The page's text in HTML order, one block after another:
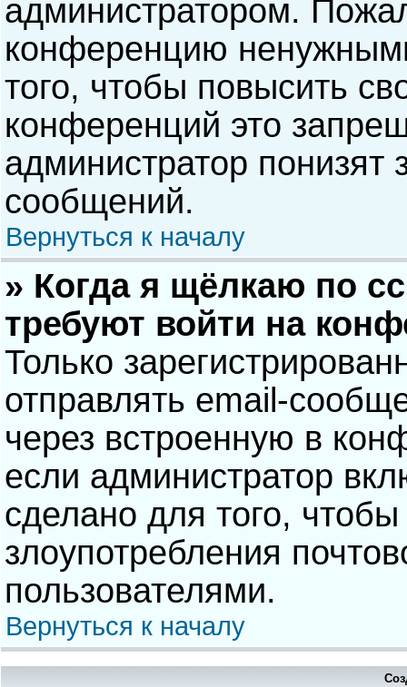
администратором.
конференцию
того, чтобы повысить
конференций это
администратор понизят
сообщений.
Вернуться к началу
» Когда я щёлкаю по
требуют войти на
Только
отправлять email-
через встроенную в
если администратор
сделано для того, чтобы
злоупотребления
пользователями.
Вернуться к началу